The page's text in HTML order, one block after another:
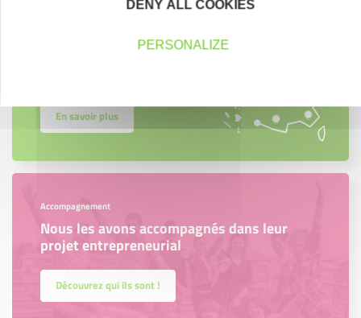
Créateurs, repreneurs, vos interlocuteurs en
En savoir plus
Accompagnement
Nous les avons accompagnés dans leur
projet entrepreneurial
Découvrez qui ils sont !
DENY ALL COOKIES
PERSONALIZE